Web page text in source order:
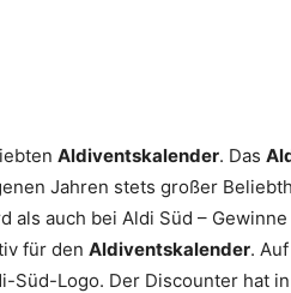
Aldiventskalender. Das
Jahren stets großer
als auch bei Aldi Süd –
für den Aldiventskalender.
Süd-Logo. Der Discounter hat